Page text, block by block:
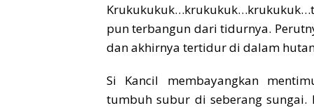
pun terbangun dari tidurnya.
dan akhirnya tertidur di dalam
Si Kancil membayangkan
tumbuh subur di seberang